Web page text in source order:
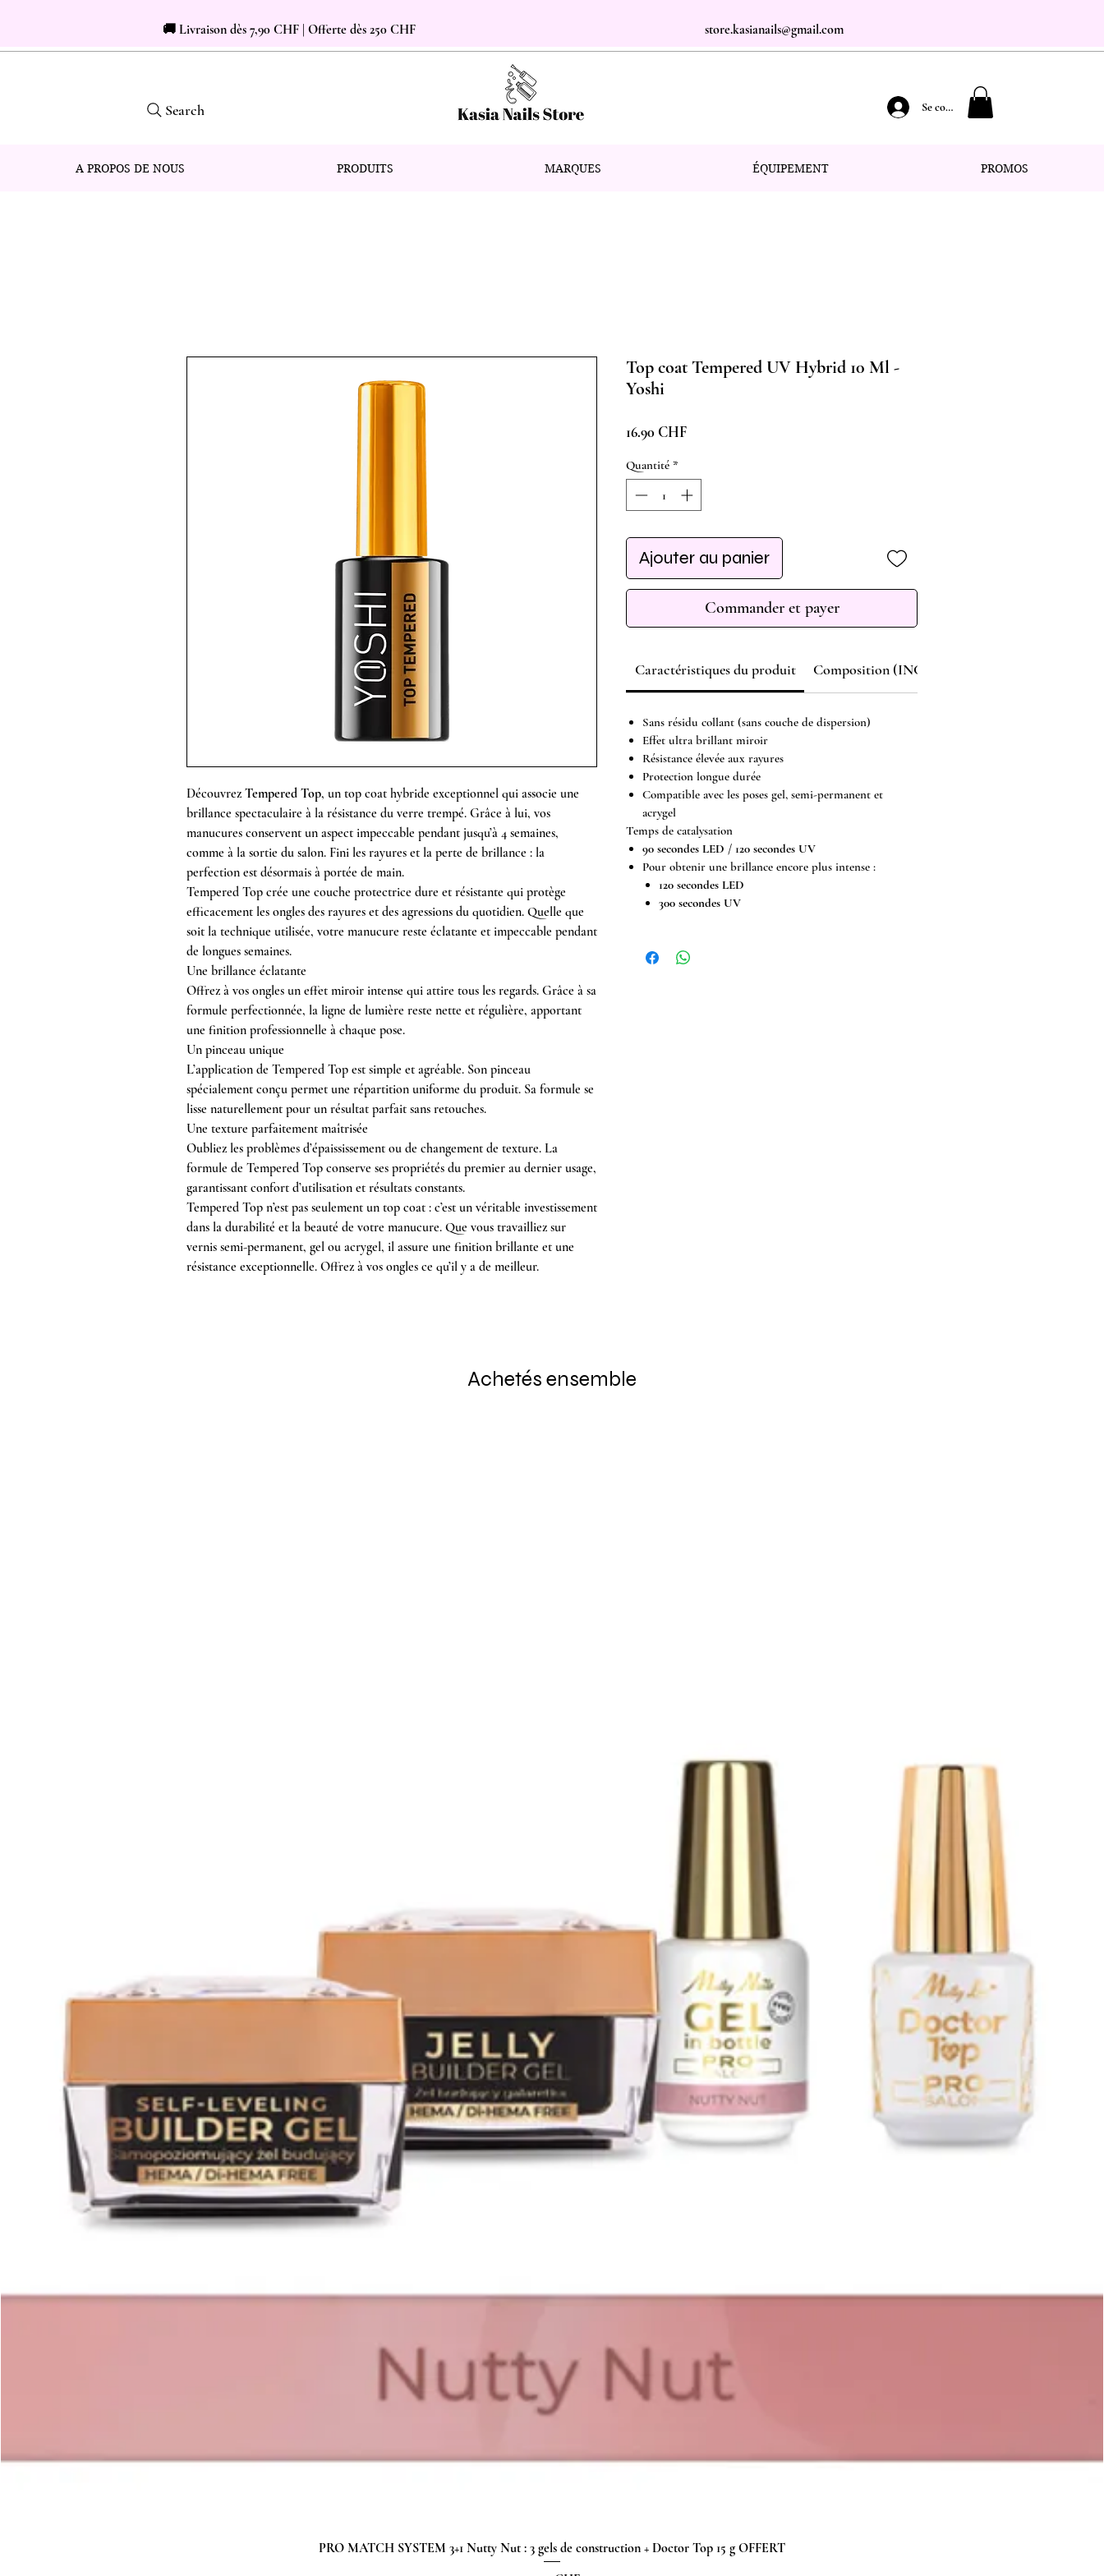
🚚 Livraison dès 7,90 CHF | Offerte dès 250 CHF store.kasianails@gmail.com
Search Se connecter
A PROPOS DE NOUS PRODUITS MARQUES ÉQUIPEMENT PROMOS
Découvrez Tempered Top, un top coat hybride exceptionnel qui associe une
brillance spectaculaire à la résistance du verre trempé. Grâce à lui, vos
manucures conservent un aspect impeccable pendant jusqu’à 4 semaines,
comme à la sortie du salon. Fini les rayures et la perte de brillance : la
perfection est désormais à portée de main.
Tempered Top crée une couche protectrice dure et résistante qui protège
efficacement les ongles des rayures et des agressions du quotidien. Quelle que
soit la technique utilisée, votre manucure reste éclatante et impeccable pendant
de longues semaines.
Une brillance éclatante
Offrez à vos ongles un effet miroir intense qui attire tous les regards. Grâce à sa
formule perfectionnée, la ligne de lumière reste nette et régulière, apportant
une finition professionnelle à chaque pose.
Un pinceau unique
L’application de Tempered Top est simple et agréable. Son pinceau
spécialement conçu permet une répartition uniforme du produit. Sa formule se
lisse naturellement pour un résultat parfait sans retouches.
Une texture parfaitement maîtrisée
Oubliez les problèmes d’épaississement ou de changement de texture. La
formule de Tempered Top conserve ses propriétés du premier au dernier usage,
garantissant confort d’utilisation et résultats constants.
Tempered Top n’est pas seulement un top coat : c’est un véritable investissement
dans la durabilité et la beauté de votre manucure. Que vous travailliez sur
vernis semi-permanent, gel ou acrygel, il assure une finition brillante et une
résistance exceptionnelle. Offrez à vos ongles ce qu’il y a de meilleur.
Top coat Tempered UV Hybrid 10 Ml -
Yoshi
16.90 CHFPrix
Quantité *
Ajouter au panier
Commander et payer
Caractéristiques du produit Composition (INCI)
Sans résidu collant (sans couche de dispersion)
Effet ultra brillant miroir
Résistance élevée aux rayures
Protection longue durée
Compatible avec les poses gel, semi-permanent et
acrygel
Temps de catalysation
90 secondes LED / 120 secondes UV
Pour obtenir une brillance encore plus intense :
120 secondes LED
300 secondes UV
Achetés ensemble
Aperçu rapide
PRO MATCH SYSTEM 3+1 Nutty Nut : 3 gels de construction + Doctor Top 15 g OFFERT